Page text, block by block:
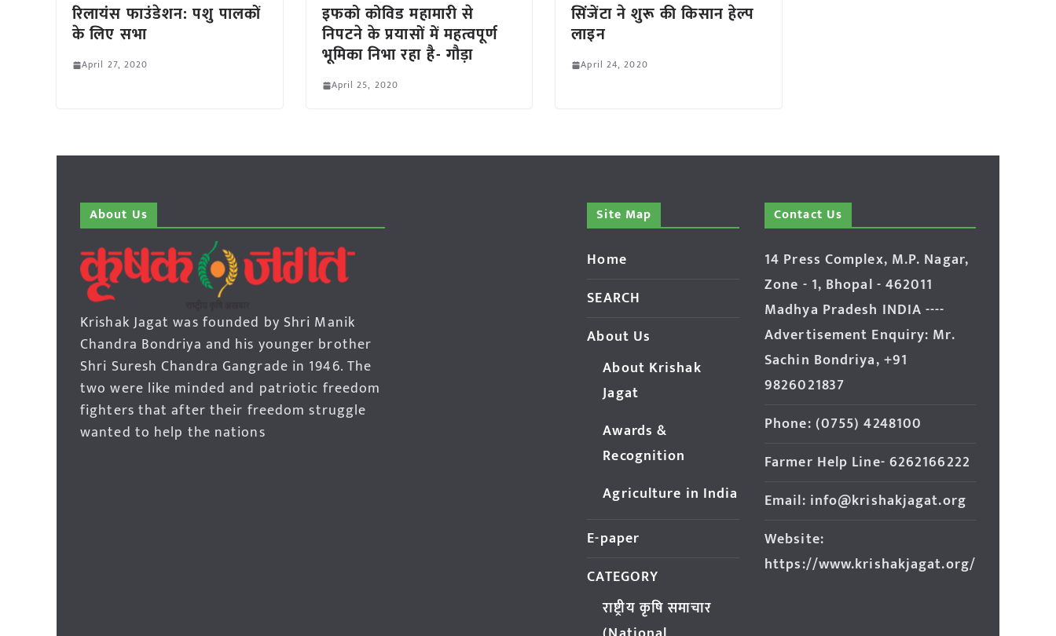
रिलायंस फाउंडेशन: पशु पालकों
के लिए सभा
April 27, 2020
इफको कोविड महामारी से
निपटने के प्रयासों में महत्वपूर्ण
भूमिका निभा रहा है- गौड़ा
April 25, 2020
सिंजेंटा ने शुरू की किसान हेल्प
लाइन
April 24, 2020
About Us
Krishak Jagat was founded by Shri Manik
Chandra Bondriya and his younger brother
Shri Suresh Chandra Gangrade in 1946. The
two were like minded and patriotic freedom
fighters that after their freedom struggle
wanted to help the nations
Site Map
Home
SEARCH
About Us
About Krishak
Jagat
Awards &
Recognition
Agriculture in India
E-paper
CATEGORY
राष्ट्रीय कृषि समाचार
Contact Us
14 Press Complex, M.P. Nagar,
Zone - 1, Bhopal - 462011
Madhya Pradesh INDIA ----
Advertisement Enquiry: Mr.
Sachin Bondriya, +91
9826021837
Phone: (0755) 4248100
Farmer Help Line- 6262166222
Email: info@krishakjagat.org
Website:
https://www.krishakjagat.org/